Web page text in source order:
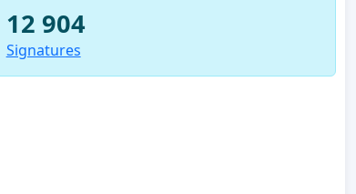
12 904
Signatures